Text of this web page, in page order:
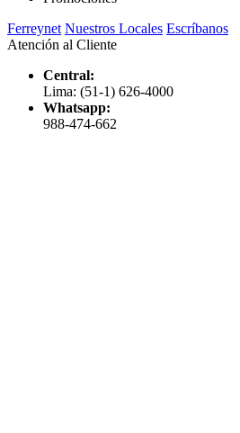
Ferreynet Nuestros Locales Escríbanos
Atención al Cliente
Central:
Lima: (51-1) 626-4000
Whatsapp:
988-474-662